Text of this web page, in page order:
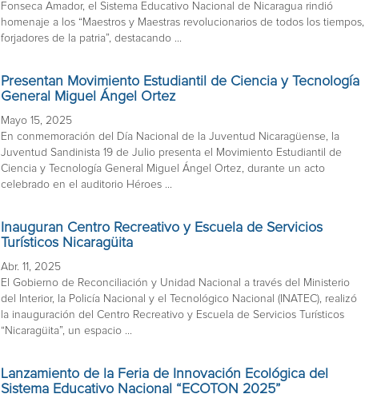
Fonseca Amador, el Sistema Educativo Nacional de Nicaragua rindió
homenaje a los “Maestros y Maestras revolucionarios de todos los tiempos,
forjadores de la patria”, destacando ...
Presentan Movimiento Estudiantil de Ciencia y Tecnología
General Miguel Ángel Ortez
Mayo 15, 2025
En conmemoración del Día Nacional de la Juventud Nicaragüense, la
Juventud Sandinista 19 de Julio presenta el Movimiento Estudiantil de
Ciencia y Tecnología General Miguel Ángel Ortez, durante un acto
celebrado en el auditorio Héroes ...
Inauguran Centro Recreativo y Escuela de Servicios
Turísticos Nicaragüita
Abr. 11, 2025
El Gobierno de Reconciliación y Unidad Nacional a través del Ministerio
del Interior, la Policía Nacional y el Tecnológico Nacional (INATEC), realizó
la inauguración del Centro Recreativo y Escuela de Servicios Turísticos
“Nicaragüita”, un espacio ...
Lanzamiento de la Feria de Innovación Ecológica del
Sistema Educativo Nacional “ECOTON 2025”